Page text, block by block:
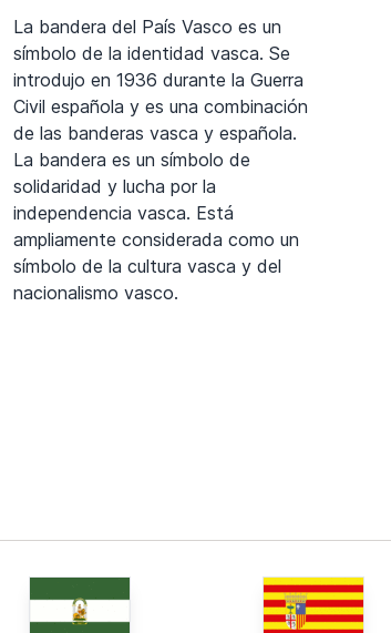
La bandera del País Vasco es un
símbolo de la identidad vasca. Se
introdujo en 1936 durante la Guerra
Civil española y es una combinación
de las banderas vasca y española.
La bandera es un símbolo de
solidaridad y lucha por la
independencia vasca. Está
ampliamente considerada como un
símbolo de la cultura vasca y del
nacionalismo vasco.